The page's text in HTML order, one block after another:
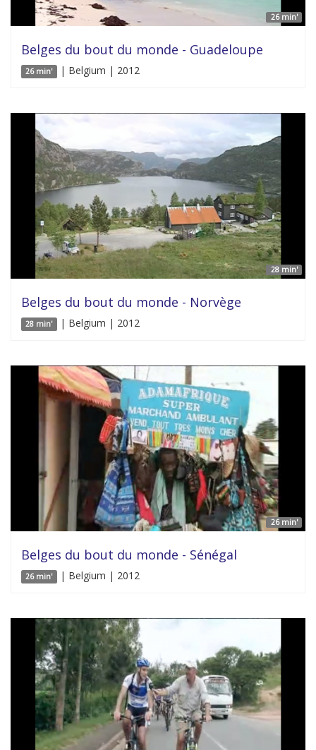
26 min'
Belges du bout du monde - Guadeloupe
26 min' | Belgium | 2012
28 min'
Belges du bout du monde - Norvège
28 min' | Belgium | 2012
26 min'
Belges du bout du monde - Sénégal
26 min' | Belgium | 2012